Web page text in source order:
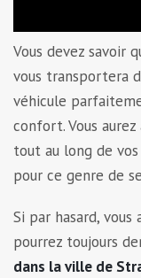
Vous devez savoir
vous transportera
véhicule
confort. Vous
tout au long de
pour ce genre de
Si par hasard, vous
pourrez toujours
dans la ville de